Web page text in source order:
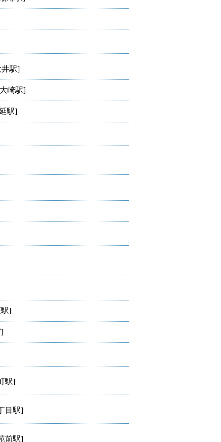
駅]
崎駅]
駅]
]
駅]
目駅]
前駅]